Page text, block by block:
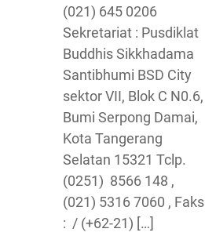
(021) 645 0206
Sekretariat : Pusdiklat
Buddhis Sikkhadama
Santibhumi BSD City
sektor VII, Blok C N0.6,
Bumi Serpong Damai,
Kota Tangerang
Selatan 15321 Tclp.
(0251) 8566 148 ,
(021) 5316 7060 , Faks
: / (+62-21) […]